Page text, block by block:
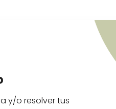
y/o resolver tus